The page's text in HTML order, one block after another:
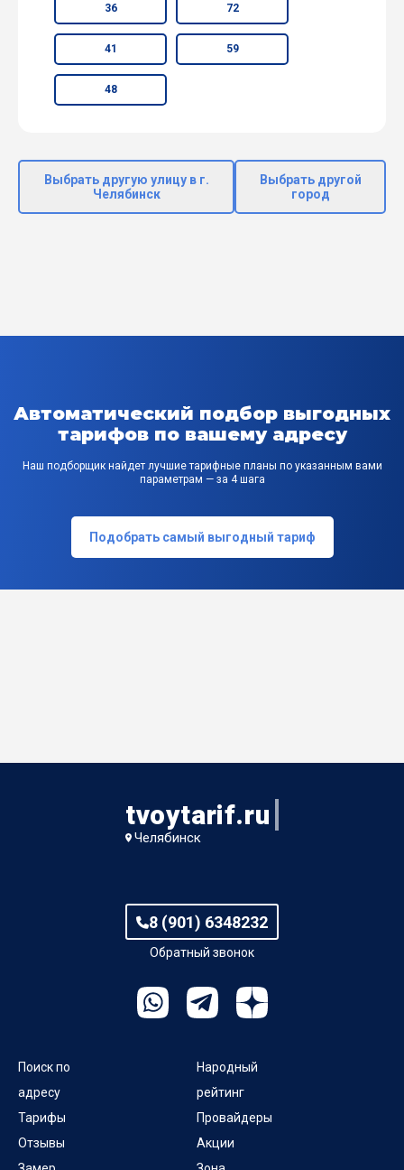
36 72
41 59
48
Выбрать другую улицу в г.
Челябинск
Выбрать другой
город
Автоматический подбор выгодных
тарифов по вашему адресу
Наш подборщик найдет лучшие тарифные планы по указанным вами
параметрам — за 4 шага
Подобрать самый выгодный тариф
tvoytarif.ru
Челябинск
8 (901) 6348232
Обратный звонок
Поиск по
адресу
Тарифы
Отзывы
Народный
рейтинг
Провайдеры
Акции